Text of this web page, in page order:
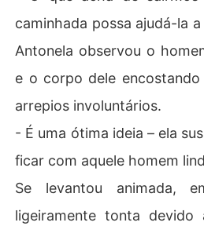
caminhada possa ajudá-la
Antonela observou o
e o corpo dele
arrepios involuntários.
- É uma ótima ideia – ela
ficar com aquele homem
Se levantou animada,
ligeiramente tonta